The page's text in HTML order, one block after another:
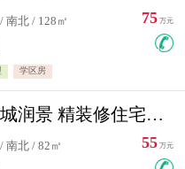
南北 / 128㎡
学区房
75 万元
超低首付 卫城润景 精装修住宅急售 可公积金贷款
南北 / 82㎡
55 万元